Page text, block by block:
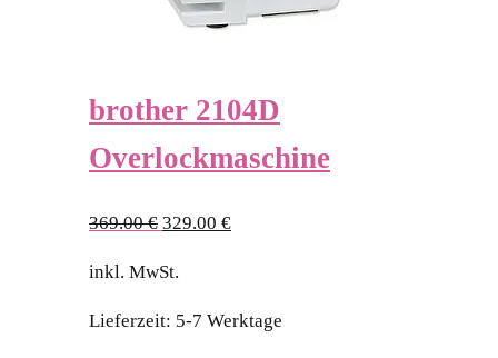
brother 2104D
Overlockmaschine
369.00€ Ursprünglicher
war:
369.00 €
329.00 €Aktueller
329.00 €.
inkl. MwSt.
Lieferzeit: 5-7 Werktage